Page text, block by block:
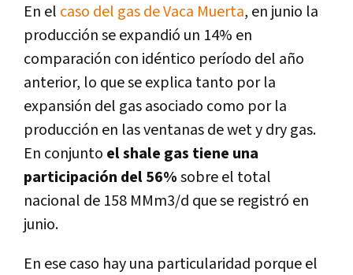
En el caso del gas de Vaca Muerta, en junio la
producción se expandió un 14% en
comparación con idéntico período del año
anterior, lo que se explica tanto por la
expansión del gas asociado como por la
producción en las ventanas de wet y dry gas.
En conjunto el shale gas tiene una
participación del 56%sobre el total
nacional de 158 MMm3/d que se registró en
junio.
En ese caso hay una particularidad porque el